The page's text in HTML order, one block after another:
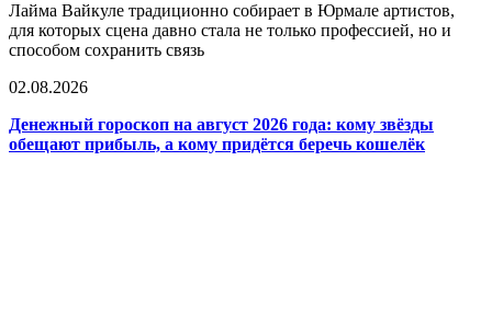
Лайма Вайкуле традиционно собирает в Юрмале артистов,
для которых сцена давно стала не только профессией, но и
способом сохранить связь
02.08.2026
Денежный гороскоп на август 2026 года: кому звёзды
обещают прибыль, а кому придётся беречь кошелёк